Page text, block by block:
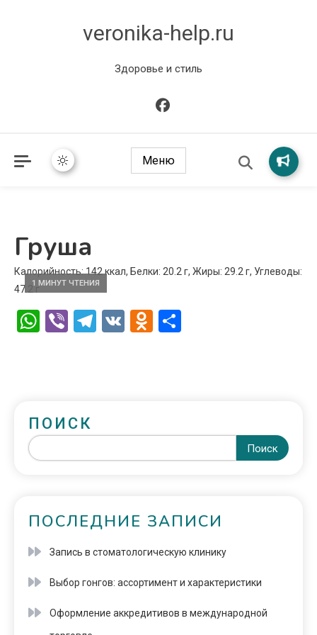
veronika-help.ru
Здоровье и стиль
Меню
Груша
1 МИНУТ ЧТЕНИЯ
Калорийность: 142 ккал, Белки: 20.2 г, Жиры: 29.2 г, Углеводы:
47.2 г
WhatsApp
ViberTelegram
VK Odnoklassniki
ПОИСК
Поиск
ПОСЛЕДНИЕ ЗАПИСИ
Запись в стоматологическую клинику
Выбор гонгов: ассортимент и характеристики
Оформление аккредитивов в международной